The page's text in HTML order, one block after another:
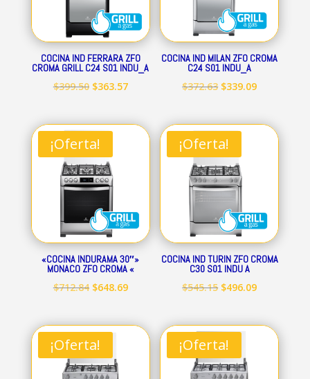
COCINA IND FERRARA ZFO
CROMA GRILL C24 S01 INDU_A
$399.50 El
original
era:
$399.50.
$363.57El
actual
COCINA IND MILAN ZFO CROMA
C24 S01 INDU_A
$372.63 El
original
era:
$372.63.
$339.09El
actual
¡Oferta!
«COCINA INDURAMA 30″»
MONACO ZFO CROMA «
$712.84 El
original
era:
$712.84.
$648.69El
actual
¡Oferta!
COCINA IND TURIN ZFO CROMA
C30 S01 INDU A
$545.15 El
original
era:
$545.15.
$496.09El
actual
¡Oferta! ¡Oferta!